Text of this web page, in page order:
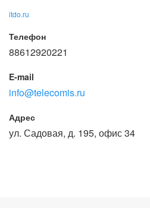
itdo.ru
Телефон
88612920221
E-mail
info@telecomis.ru
Адрес
ул. Садовая, д. 195, офис 34